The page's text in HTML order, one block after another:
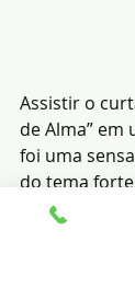
Assistir o
de Alma” em
foi uma
do tema
nua dos